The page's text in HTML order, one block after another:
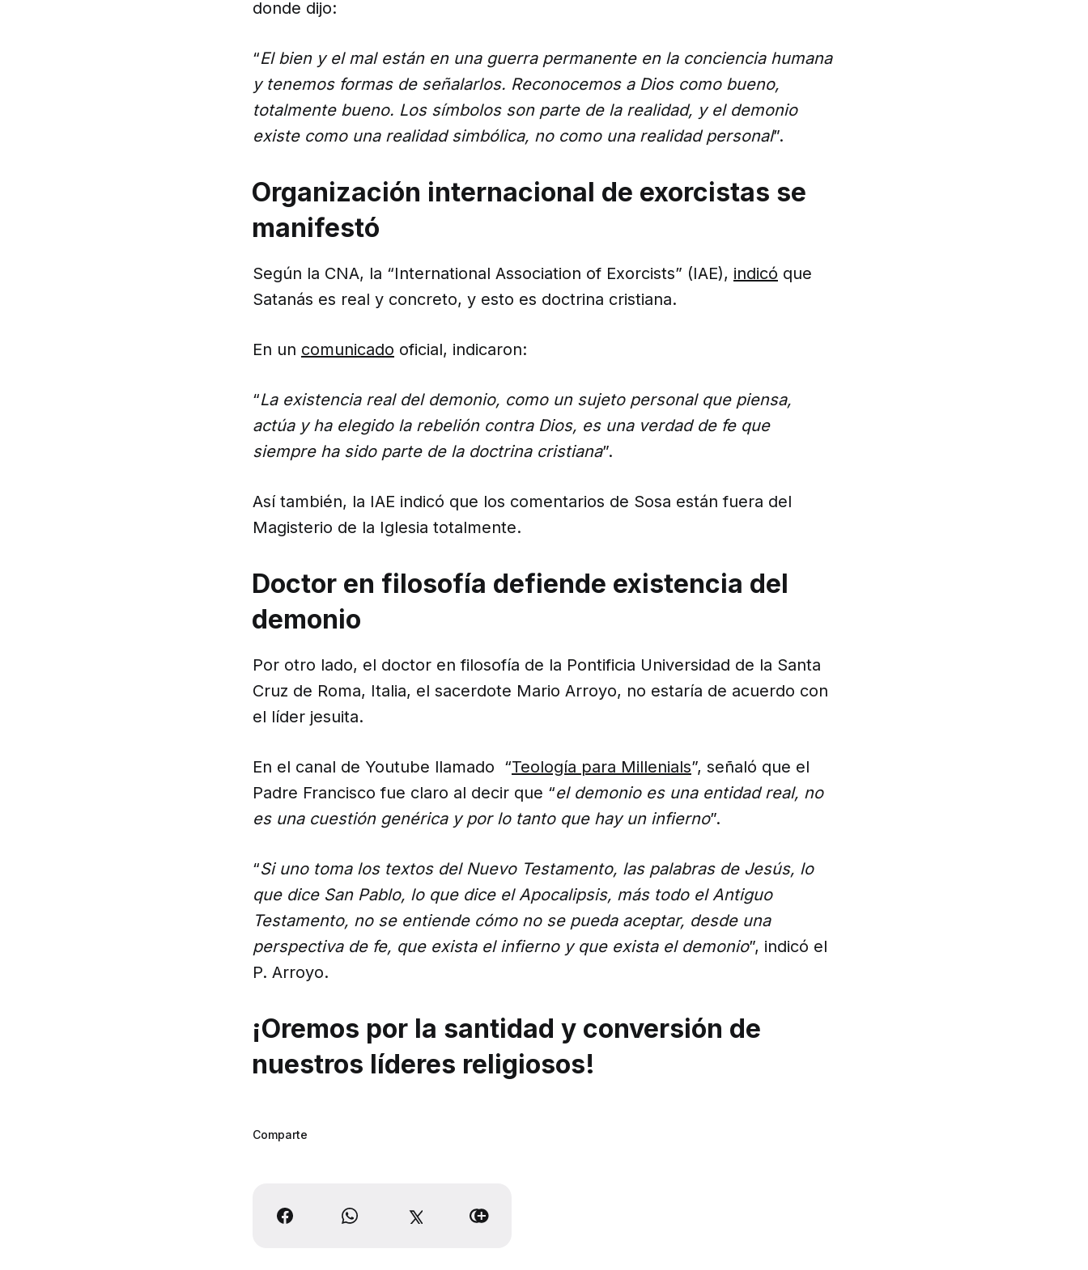
donde dijo:
“El bien y el mal están en una guerra permanente en la conciencia humana
y tenemos formas de señalarlos. Reconocemos a Dios como bueno,
totalmente bueno. Los símbolos son parte de la realidad, y el demonio
existe como una realidad simbólica, no como una realidad personal”.
Organización internacional de exorcistas se
manifestó
Según la CNA, la “International Association of Exorcists” (IAE), indicó que
Satanás es real y concreto, y esto es doctrina cristiana.
En un comunicado oficial, indicaron:
“La existencia real del demonio, como un sujeto personal que piensa,
actúa y ha elegido la rebelión contra Dios, es una verdad de fe que
siempre ha sido parte de la doctrina cristiana”.
Así también, la IAE indicó que los comentarios de Sosa están fuera del
Magisterio de la Iglesia totalmente.
Doctor en filosofía defiende existencia del
demonio
Por otro lado, el doctor en filosofía de la Pontificia Universidad de la Santa
Cruz de Roma, Italia, el sacerdote Mario Arroyo, no estaría de acuerdo con
el líder jesuita.
En el canal de Youtube llamado “Teología para Millenials”, señaló que el
Padre Francisco fue claro al decir que “el demonio es una entidad real, no
es una cuestión genérica y por lo tanto que hay un infierno”.
“Si uno toma los textos del Nuevo Testamento, las palabras de Jesús, lo
que dice San Pablo, lo que dice el Apocalipsis, más todo el Antiguo
Testamento, no se entiende cómo no se pueda aceptar, desde una
perspectiva de fe, que exista el infierno y que exista el demonio”, indicó el
P. Arroyo.
¡Oremos por la santidad y conversión de
nuestros líderes religiosos!
Comparte